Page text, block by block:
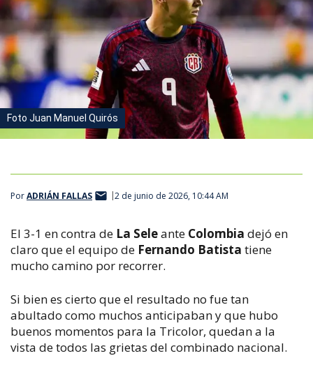
Foto Juan Manuel Quirós
PorADRIÁN FALLAS 2 de junio de 2026, 10:44 AM
El 3-1 en contra de La Seleante Colombia dejó en
claro que el equipo de Fernando Batista tiene
mucho camino por recorrer.
Si bien es cierto que el resultado no fue tan
abultado como muchos anticipaban y que hubo
buenos momentos para la Tricolor, quedan a la
vista de todos las grietas del combinado nacional.